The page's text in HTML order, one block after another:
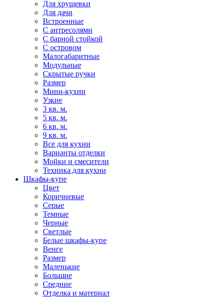
Для хрущевки
Для дачи
Встроенные
С антресолями
С барной стойкой
С островом
Малогабаритные
Модульные
Скрытые ручки
Размер
Мини-кухни
Узкие
3 кв. м.
5 кв. м.
6 кв. м.
9 кв. м.
Все для кухни
Варианты отделки
Мойки и смесители
Техника для кухни
Шкафы-купе
Цвет
Коричневые
Серые
Темные
Черные
Светлые
Белые шкафы-купе
Венге
Размер
Маленькие
Большие
Средние
Отделка и материал